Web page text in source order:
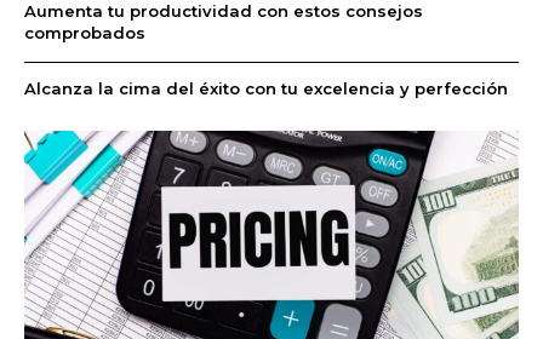
Aumenta tu productividad con estos consejos
comprobados
Alcanza la cima del éxito con tu excelencia y perfección